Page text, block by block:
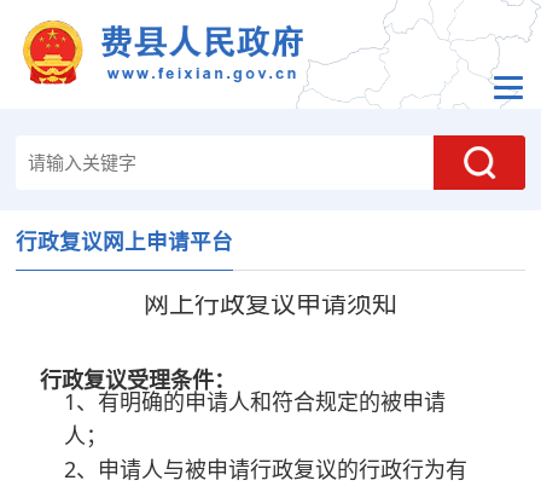
行政复议网上申请平台
网上行政复议申请须知
行政复议受理条件：
1、有明确的申请人和符合规定的被申请
人；
2、申请人与被申请行政复议的行政行为有